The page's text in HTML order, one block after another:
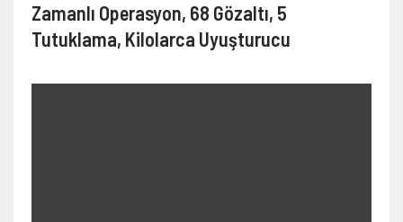
Zamanlı Operasyon, 68 Gözaltı, 5
Tutuklama, Kilolarca Uyuşturucu